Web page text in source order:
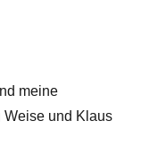
meine
Weise und Klaus